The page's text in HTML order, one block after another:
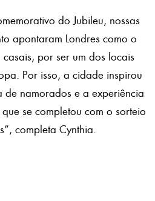
do Jubileu, nossas
apontaram Londres como o
por ser um dos locais
Por isso, a cidade inspirou
de namorados e a experiência
se completou com o sorteio
completa Cynthia.